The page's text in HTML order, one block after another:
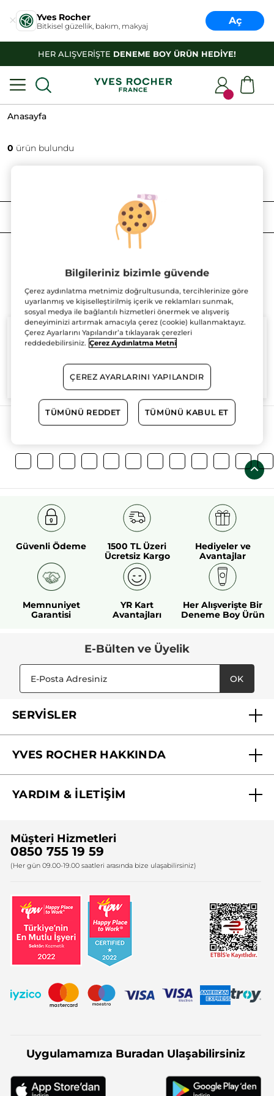
Yves Rocher
Bitkisel güzellik, bakım, makyaj Aç
HER ALIŞVERİŞTE DENEME BOY ÜRÜN HEDİYE!
Anasayfa
0 ürün bulundu
SIRALAMA
%100
aktifler
bitkisel
tarım sahası
Daha Fazlasını Keşfedin!
Güvenli Ödeme
1500 TL Üzeri
Ücretsiz Kargo
Hediyeler ve
Avantajlar
Memnuniyet
Garantisi
YR Kart
Avantajları
Her Alışverişte Bir
Deneme Boy Ürün
E-Bülten ve Üyelik
OK
SERVİSLER
YVES ROCHER HAKKINDA
Yves Rocher Vakfı
YARDIM & İLETİŞİM
Bize Ulaşın
Firma Bilgileri
Müşteri Hizmetleri
0850 755 19 59
(Her gün 09.00-19.00 saatleri arasında bize ulaşabilirsiniz)
Uygulamamıza Buradan Ulaşabilirsiniz
Bilgileriniz bizimle güvende
Çerez aydınlatma metnimiz doğrultusunda, tercihlerinize göre
uyarlanmış ve kişiselleştirilmiş içerik ve reklamları sunmak,
sosyal medya ile bağlantılı hizmetleri önermek ve alışveriş
deneyiminizi artırmak amacıyla çerez (cookie) kullanmaktayız.
Çerez Ayarlarını Yapılandır’a tıklayarak çerezleri
reddedebilirsiniz. Çerez Aydınlatma Metni
ÇEREZ AYARLARINI YAPILANDIR
TÜMÜNÜ REDDET TÜMÜNÜ KABUL ET